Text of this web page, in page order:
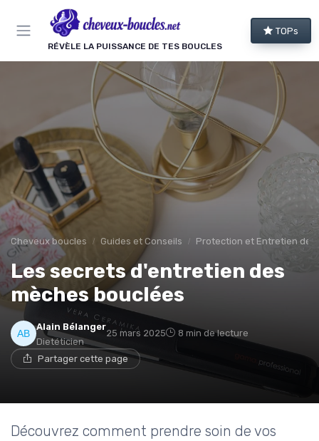
RÉVÈLE LA PUISSANCE DE TES BOUCLES
TOPs
Cheveux boucles Guides et Conseils Protection et Entretien des
Les secrets d'entretien des
mèches bouclées
Alain Bélanger
Dietéticien
25 mars 2025 8 min de lecture
Partager cette page
Découvrez comment prendre soin de vos
Panneau de gestion des cookies